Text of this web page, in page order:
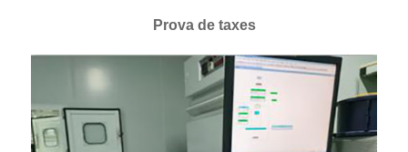
Prova de taxes